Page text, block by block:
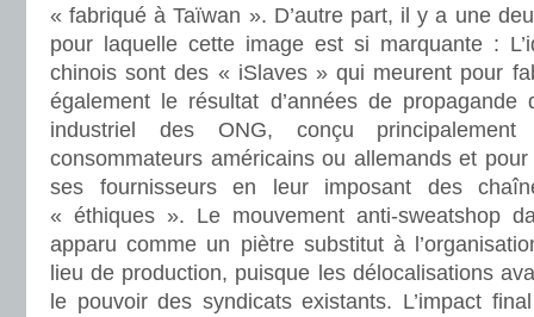
« fabriqué à Taïwan ». D’autre part, il y a une
pour laquelle cette image est si marquante :
chinois sont des « iSlaves » qui meurent pour
également le résultat d’années de
industriel des ONG, conçu
consommateurs américains ou allemands et
ses fournisseurs en leur imposant des
« éthiques ». Le mouvement anti-sweatshop
apparu comme un piètre substitut à
lieu de production, puisque les délocalisations
le pouvoir des syndicats existants. L’impact